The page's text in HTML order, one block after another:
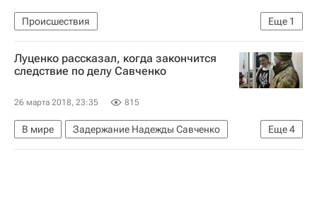
Еще 1
Происшествия
Московская область (Подмосковье)
Луценко рассказал, когда закончится
следствие по делу Савченко
26 марта 2018, 23:35 815
Еще4
В мире
Задержание Надежды Савченко
Украина
Надежда Савченко